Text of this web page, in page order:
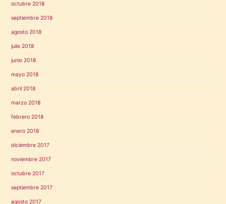
octubre 2018
septiembre 2018
agosto 2018
julio 2018
junio 2018
mayo 2018
abril 2018
marzo 2018
febrero 2018
enero 2018
diciembre 2017
noviembre 2017
octubre 2017
septiembre 2017
agosto 2017